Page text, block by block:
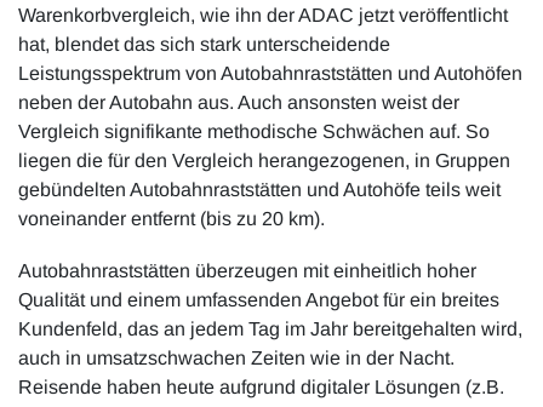
Warenkorbvergleich, wie ihn der ADAC jetzt veröffentlicht
hat, blendet das sich stark unterscheidende
Leistungsspektrum von Autobahnraststätten und Autohöfen
neben der Autobahn aus. Auch ansonsten weist der
Vergleich signifikante methodische Schwächen auf. So
liegen die für den Vergleich herangezogenen, in Gruppen
gebündelten Autobahnraststätten und Autohöfe teils weit
voneinander entfernt (bis zu 20 km).
Autobahnraststätten überzeugen mit einheitlich hoher
Qualität und einem umfassenden Angebot für ein breites
Kundenfeld, das an jedem Tag im Jahr bereitgehalten wird,
auch in umsatzschwachen Zeiten wie in der Nacht.
Reisende haben heute aufgrund digitaler Lösungen (z.B.